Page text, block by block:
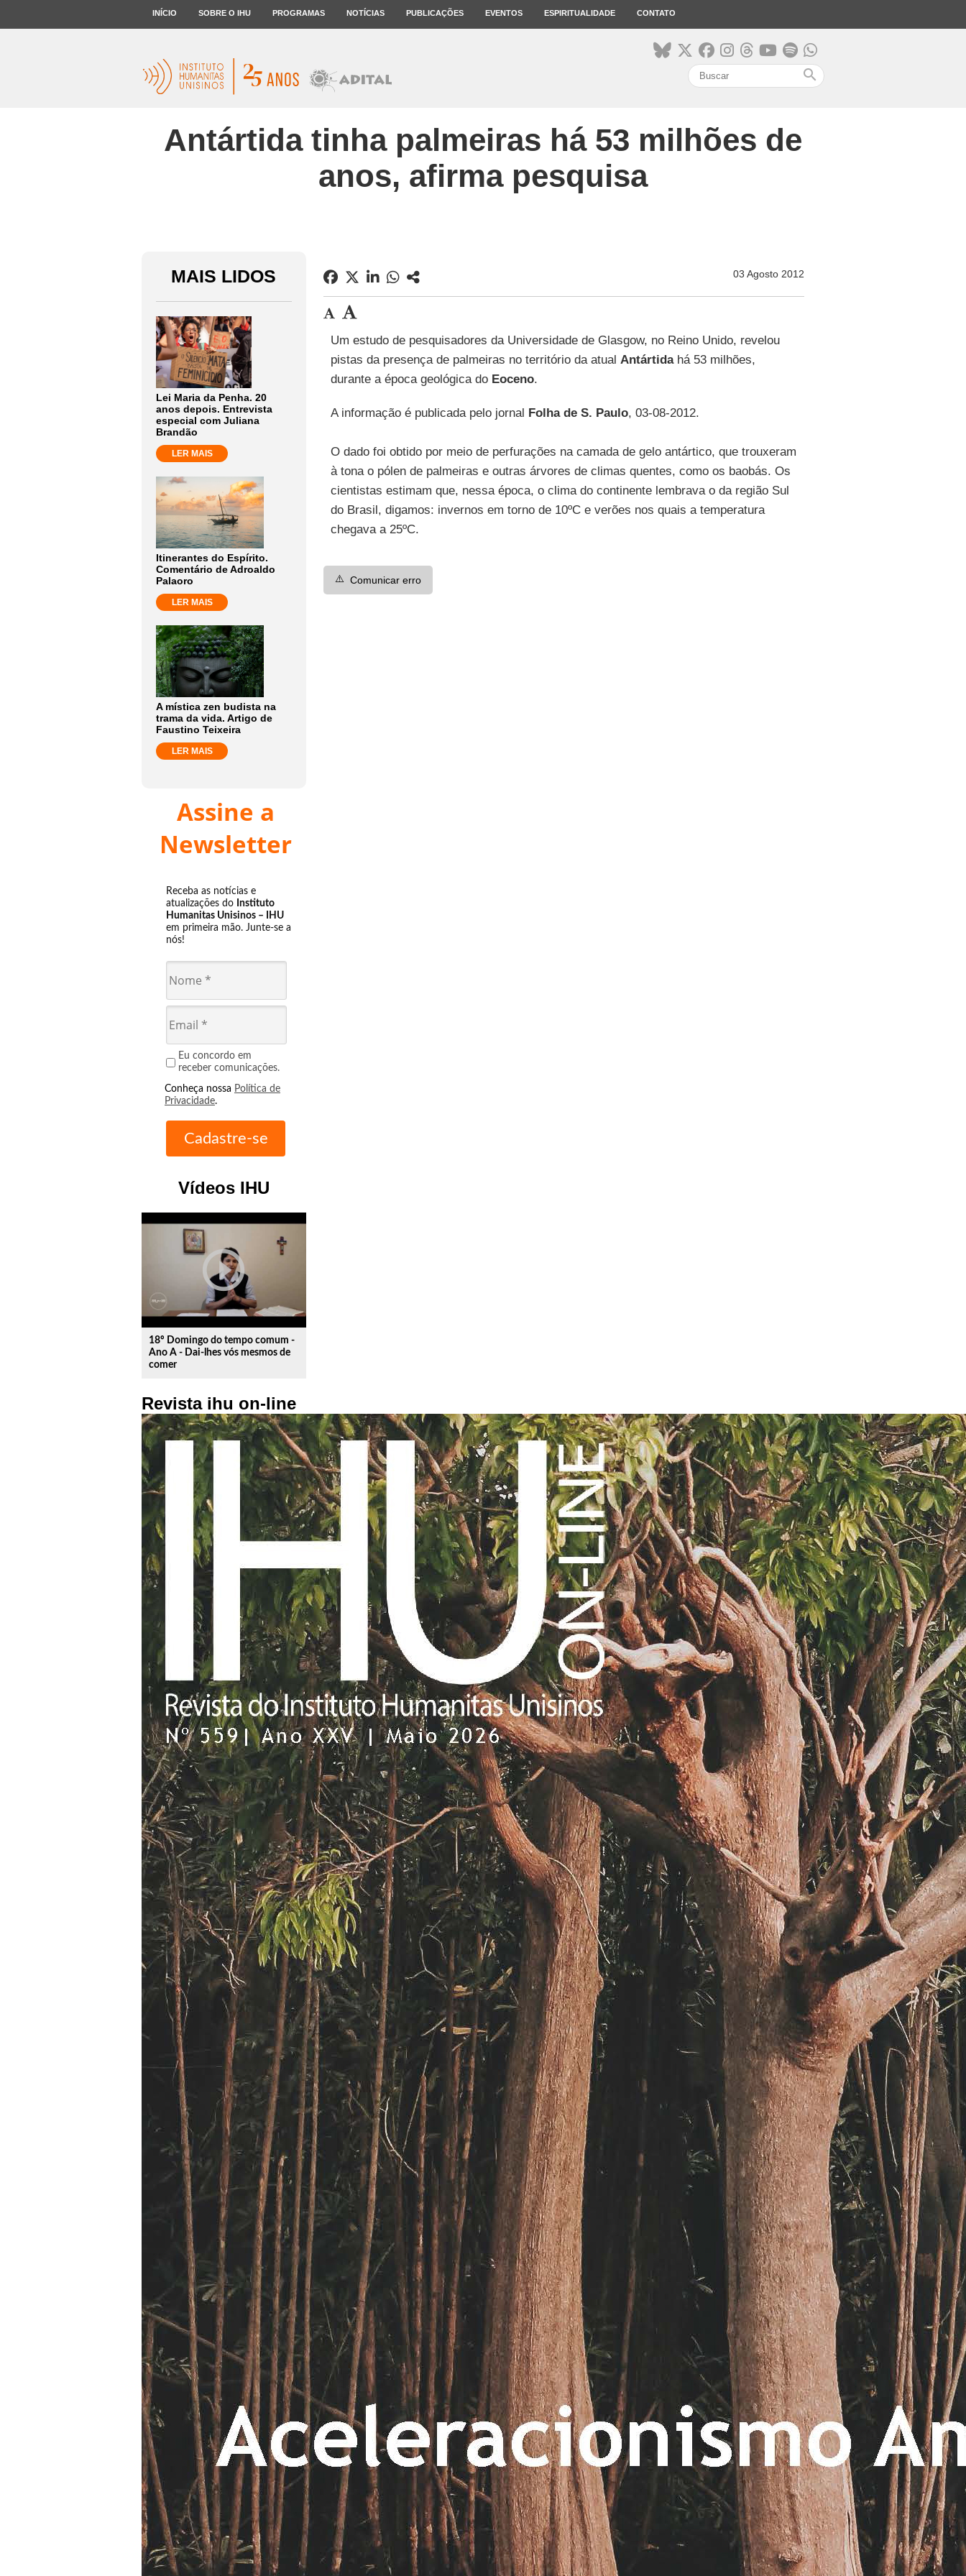
INÍCIO SOBRE O IHU PROGRAMAS NOTÍCIAS PUBLICAÇÕES EVENTOS ESPIRITUALIDADE CONTATO
search
Antártida tinha palmeiras há 53 milhões de
anos, afirma pesquisa
MAIS LIDOS
Lei Maria da Penha. 20
anos depois. Entrevista
especial com Juliana
Brandão
LER MAIS
Itinerantes do Espírito.
Comentário de Adroaldo
Palaoro
LER MAIS
A mística zen budista na
trama da vida. Artigo de
Faustino Teixeira
LER MAIS
Assine a
Newsletter
Receba as notícias e
atualizações do Instituto
Humanitas Unisinos – IHU
em primeira mão. Junte-se a
nós!
Eu concordo em
receber comunicações.
Conheça nossa Política de
Privacidade.
Vídeos IHU
play_circle_outline
18º Domingo do tempo comum -
Ano A - Dai-lhes vós mesmos de
comer
Revista ihu on-line
03 Agosto 2012
Um estudo de pesquisadores da Universidade de Glasgow, no Reino Unido, revelou
pistas da presença de palmeiras no território da atual Antártida há 53 milhões,
durante a época geológica do Eoceno.
A informação é publicada pelo jornal Folha de S. Paulo, 03-08-2012.
O dado foi obtido por meio de perfurações na camada de gelo antártico, que trouxeram
à tona o pólen de palmeiras e outras árvores de climas quentes, como os baobás. Os
cientistas estimam que, nessa época, o clima do continente lembrava o da região Sul
do Brasil, digamos: invernos em torno de 10ºC e verões nos quais a temperatura
chegava a 25ºC.
⚠️ Comunicar erro